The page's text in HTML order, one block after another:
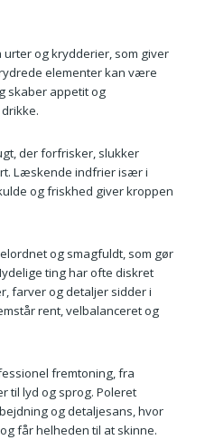
urter og krydderier, som giver
elementer kan være
skaber appetit og
der forfrisker, slukker
Læskende indfrier især i
og friskhed giver kroppen
og smagfuldt, som gør
ting har ofte diskret
farver og detaljer sidder i
rent, velbalanceret og
fremtoning, fra
til lyd og sprog. Poleret
og detaljesans, hvor
får helheden til at skinne.